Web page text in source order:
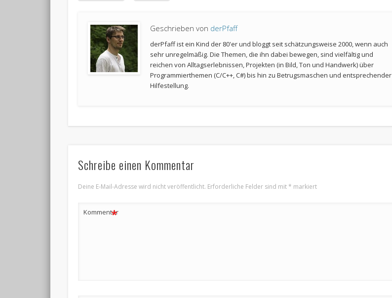
Geschrieben von derPfaff
derPfaff ist ein Kind der 80'er und bloggt seit schätzungsweise 2000, wenn auch
sehr unregelmäßig. Die Themen, die ihn dabei bewegen, sind vielfältig und
reichen von Alltagserlebnissen, Projekten (in Bild, Ton und Handwerk) über
Programmierthemen (C/C++, C#) bis hin zu Betrugsmaschen und entsprechender
Hilfestellung.
Schreibe einen Kommentar
Deine E-Mail-Adresse wird nicht veröffentlicht. Erforderliche Felder sind mit* markiert
Kommentar
*